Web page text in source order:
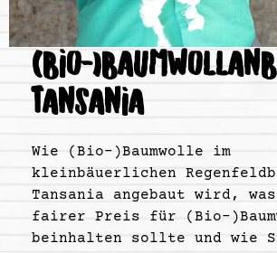
(BIO-
TANSANIA
Wie (Bio-)Baumwolle im
kleinbäuerlichen
Tansania angebaut wird,
fairer Preis für (Bio-
beinhalten sollte und wie